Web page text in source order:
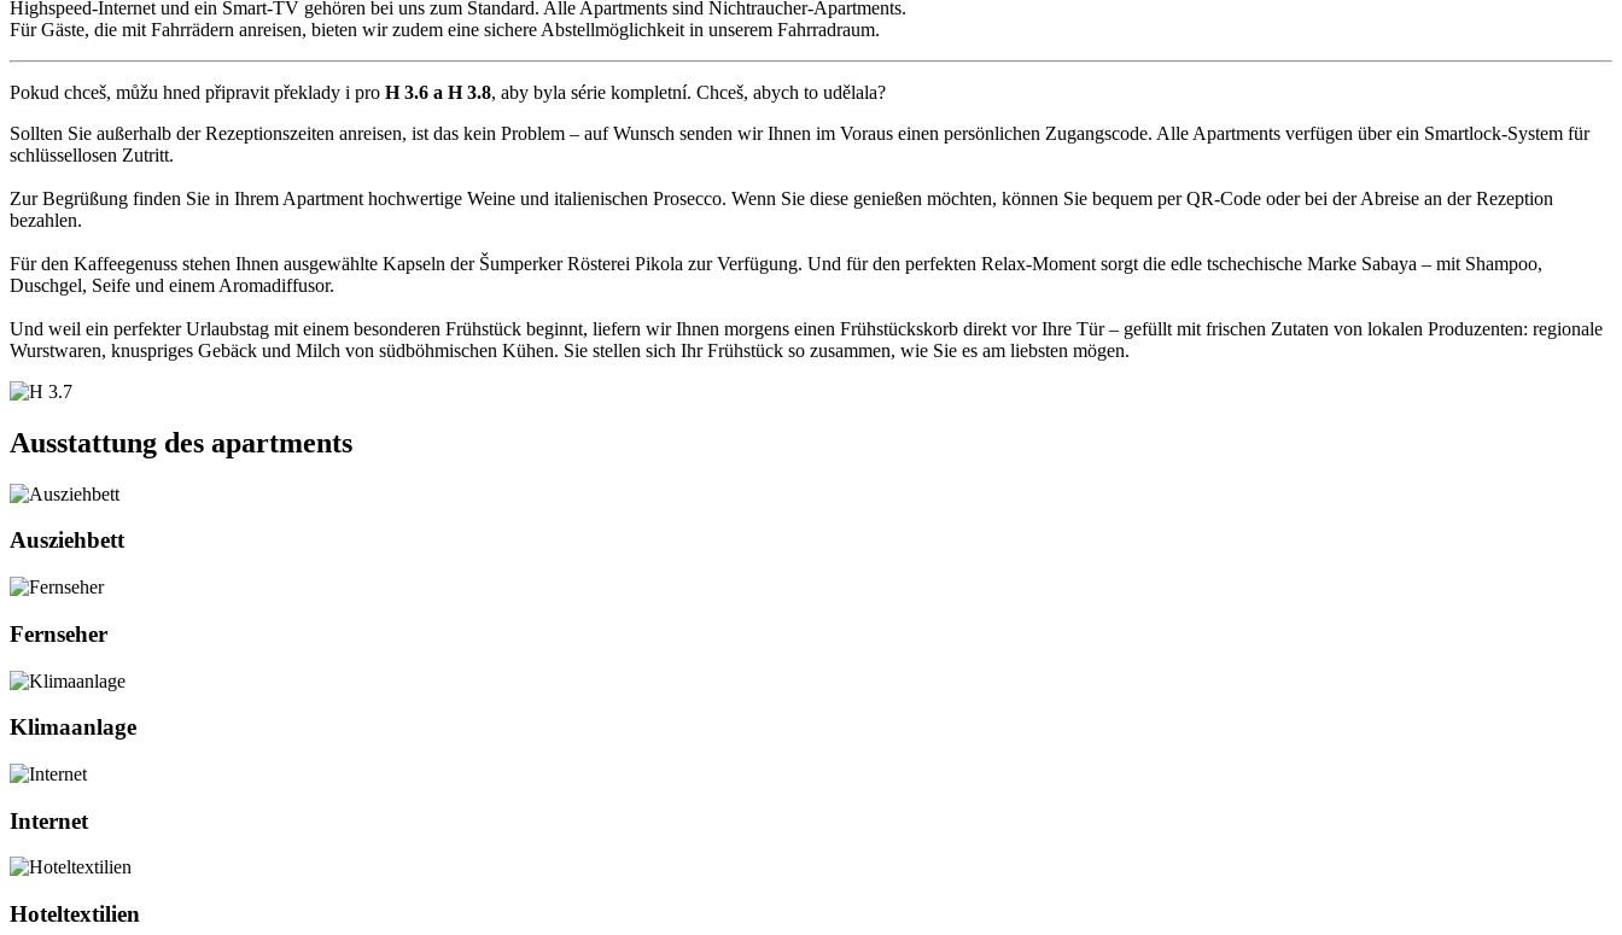
Highspeed-Internet und ein Smart-TV gehören bei uns zum Standard. Alle Apartments sind Nichtraucher-Apartments.
Für Gäste, die mit Fahrrädern anreisen, bieten wir zudem eine sichere Abstellmöglichkeit in unserem Fahrradraum.
Pokud chceš, můžu hned připravit překlady i pro H 3.6 a H 3.8, aby byla série kompletní. Chceš, abych to udělala?
Sollten Sie außerhalb der Rezeptionszeiten anreisen, ist das kein Problem – auf Wunsch senden wir Ihnen im Voraus einen persönlichen Zugangscode. Alle Apartments verfügen über ein Smartlock-System für
schlüssellosen Zutritt.
Zur Begrüßung finden Sie in Ihrem Apartment hochwertige Weine und italienischen Prosecco. Wenn Sie diese genießen möchten, können Sie bequem per QR-Code oder bei der Abreise an der Rezeption
bezahlen.
Für den Kaffeegenuss stehen Ihnen ausgewählte Kapseln der Šumperker Rösterei Pikola zur Verfügung. Und für den perfekten Relax-Moment sorgt die edle tschechische Marke Sabaya – mit Shampoo,
Duschgel, Seife und einem Aromadiffusor.
Und weil ein perfekter Urlaubstag mit einem besonderen Frühstück beginnt, liefern wir Ihnen morgens einen Frühstückskorb direkt vor Ihre Tür – gefüllt mit frischen Zutaten von lokalen Produzenten: regionale
Wurstwaren, knuspriges Gebäck und Milch von südböhmischen Kühen. Sie stellen sich Ihr Frühstück so zusammen, wie Sie es am liebsten mögen.
Ausstattung des apartments
Ausziehbett
Fernseher
Klimaanlage
Internet
Hoteltextilien